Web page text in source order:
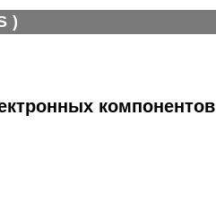
компонентов